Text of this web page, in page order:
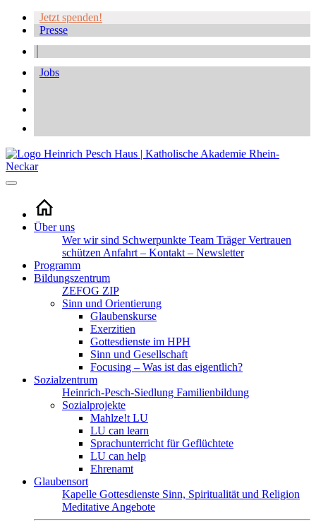
Jetzt spenden!
Presse
Jobs
Über uns
Wer wir sind Schwerpunkte Team TrägerVertrauen
schützen Anfahrt – Kontakt – Newsletter
Programm
Bildungszentrum
ZEFOG ZIP
Sinn und Orientierung
Glaubenskurse
Exerzitien
Gottesdienste im HPH
Sinn und Gesellschaft
Focusing – Was ist das eigentlich?
Sozialzentrum
Heinrich-Pesch-Siedlung Familienbildung
Sozialprojekte
Mahlze!t LU
LU can learn
Sprachunterricht für Geflüchtete
LU can help
Ehrenamt
Glaubensort
Kapelle Gottesdienste Sinn, Spiritualität und Religion
Meditative Angebote